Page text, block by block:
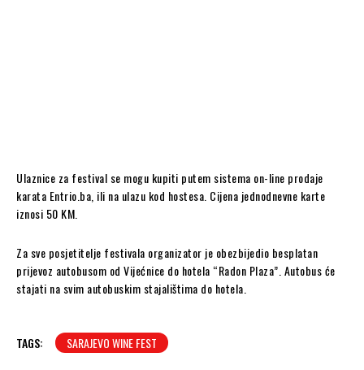
Ulaznice za festival se mogu kupiti putem sistema on-line prodaje
karata Entrio.ba, ili na ulazu kod hostesa. Cijena jednodnevne karte
iznosi 50 KM.
Za sve posjetitelje festivala organizator je obezbijedio besplatan
prijevoz autobusom od Vijećnice do hotela “Radon Plaza”. Autobus će
stajati na svim autobuskim stajalištima do hotela.
TAGS: SARAJEVO WINE FEST